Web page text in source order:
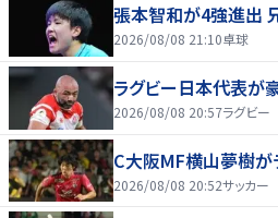
張本智和が4強進出
2026/08/08 21:10卓球
ラグビー日本代表が
2026/08/08 20:57ラグビー
C大阪MF横山夢樹が
2026/08/08 20:52サッカー